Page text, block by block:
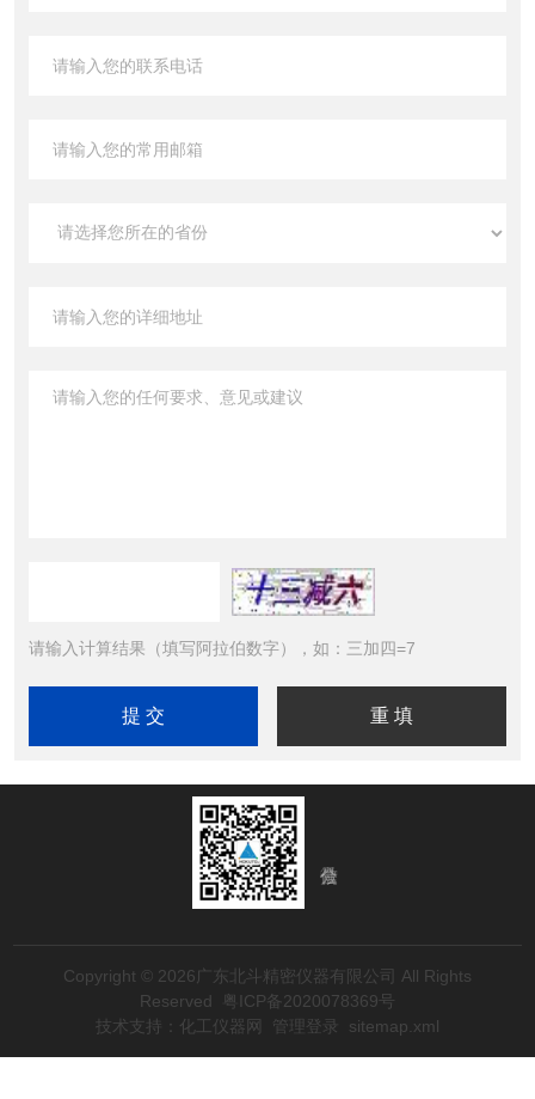
请输入计算结果（填写阿拉伯数字），如：三加四=7
Copyright © 2026广东北斗精密仪器有限公司 All Rights
Reserved
粤ICP备2020078369号
技术支持： 化工仪器网 管理登录 sitemap.xml